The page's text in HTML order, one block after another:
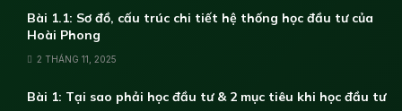
Bài 1.1: Sơ đồ, cấu trúc chi tiết hệ thống học đầu tư của
Hoài Phong
2 THÁNG 11, 2025
Bài 1: Tại sao phải học đầu tư & 2 mục tiêu khi học đầu tư